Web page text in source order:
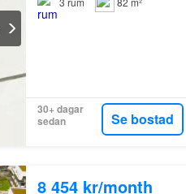
30+ dagar
sedan
Se bostad
8 454 kr/month